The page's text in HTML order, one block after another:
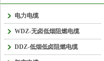
电力电缆
WDZ-无卤低烟阻燃电缆
DDZ-低烟低卤阻燃电缆